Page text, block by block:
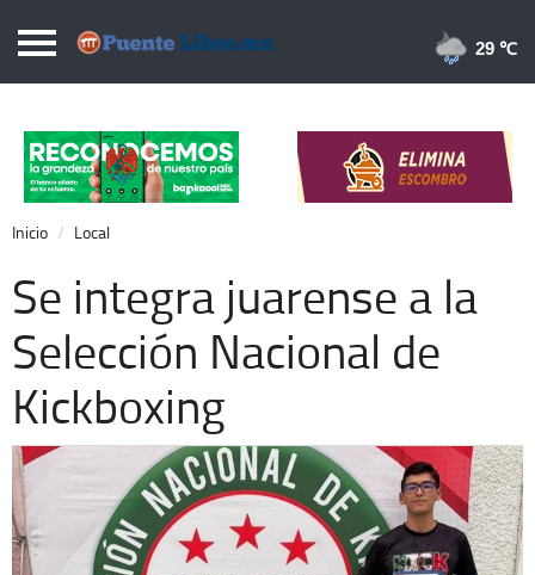
Puentelibre.mx
Local
Nacional
Opinión
Cronos
Economía
Espectáculos
Extra +
29 ℃
Inicio Local
Se integra juarense a la
Selección Nacional de
Kickboxing